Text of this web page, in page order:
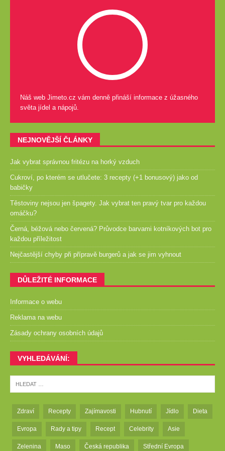
Náš web Jimeto.cz vám denně přináší informace z úžasného
světa jídel a nápojů.
NEJNOVĚJŠÍ ČLÁNKY
Jak vybrat správnou fritézu na horký vzduch
Cukroví, po kterém se utlučete: 3 recepty (+1 bonusový) jako od
babičky
Těstoviny nejsou jen špagety. Jak vybrat ten pravý tvar pro každou
omáčku?
Černá, béžová nebo červená? Průvodce barvami kotníkových bot pro
každou příležitost
Nejčastější chyby při přípravě burgerů a jak se jim vyhnout
DŮLEŽITÉ INFORMACE
Informace o webu
Reklama na webu
Zásady ochrany osobních údajů
VYHLEDÁVÁNÍ:
Zdraví Recepty Zajímavosti Hubnutí Jídlo Dieta
Evropa Rady a tipy Recept Celebrity Asie
Zelenina Maso Česká republika Střední Evropa